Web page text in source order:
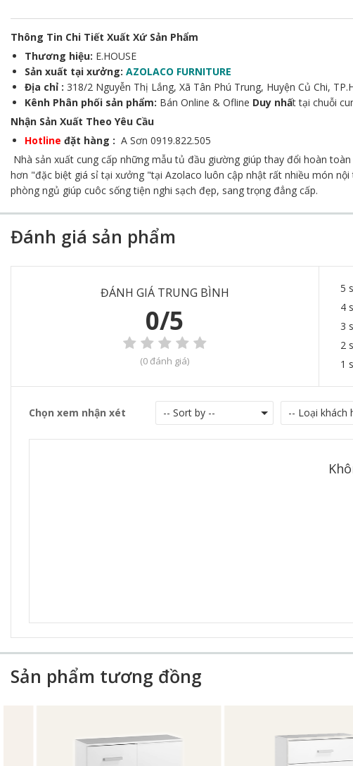
Thông Tin Chi Tiết Xuất Xứ Sản Phẩm
Thương hiệu: E.HOUSE
Sản xuất tại xưởng: AZOLACO FURNITURE
Địa chỉ : 318/2 Nguyễn Thị Lắng, Xã Tân Phú Trung, Huyện Củ Chi,
Kênh Phân phối sản phẩm: Bán Online & Ofline Duy nhất tại chuỗi
Nhận Sản Xuất Theo Yêu Cầu
Hotline đặt hàng : A Sơn 0919.822.505
Nhà sản xuất cung cấp những mẫu tủ đầu giường giúp thay đổi hoàn
hơn "đặc biệt giá sỉ tại xưởng "tại Azolaco luôn cập nhật rất nhiều món
phòng ngủ giúp cuôc sống tiện nghi sạch đẹp, sang trọng đẳng cấp.
Đánh giá sản phẩm
ĐÁNH GIÁ TRUNG BÌNH
0/5
(0 đánh giá)
5
4
3
2
1
Chọn xem nhận xét
Sản phẩm tương đồng